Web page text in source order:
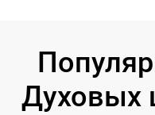
Духовых